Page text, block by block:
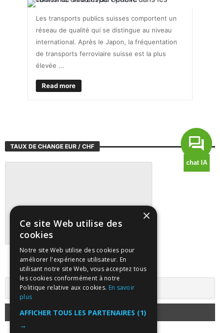
Les transports publics suisses comportent un
réseau de qualité qui se distingue au niveau
international. Après le Japon, la fréquentation
de transports ferroviaire suisse est la plus
élevée ...
Read more
TAUX DE CHANGE EUR / CHF
Suivre tous les marchés sur TradingView
×
Ce site Web utilise des
cookies
Notre site Web utilise des cookies pour
améliorer l'expérience utilisateur. En
utilisant notre site Web, vous acceptez tous
les cookies conformément à notre
Politique relative aux cookies. En savoir
plus
AFFICHER TOUS LES PARTENAIRES (1)
→